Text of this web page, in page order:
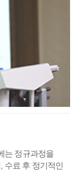
는 정규과정을
수료 후 정기적인